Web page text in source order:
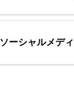
ソーシャルメデ